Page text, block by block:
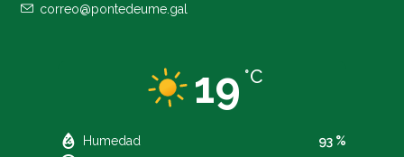
correo@pontedeume.gal
19 °C
Humedad
93 %